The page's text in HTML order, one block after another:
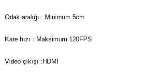
Odak aralığı : Minimum 5cm
Kare hızı : Maksimum 120FPS
Video çıkışı :HDMI